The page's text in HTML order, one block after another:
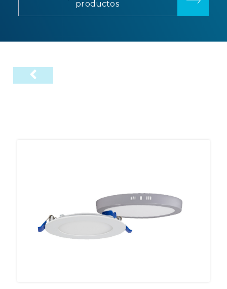
productos